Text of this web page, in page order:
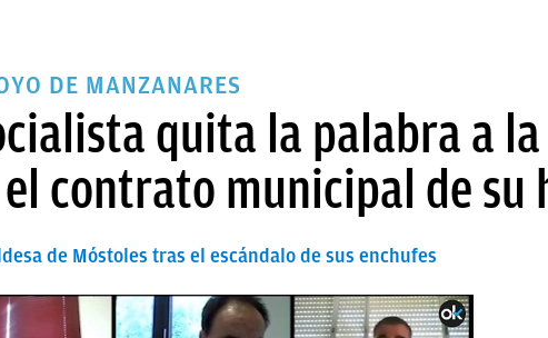
DE MANZANARES
quita la palabra a
el contrato municipal de su
de Móstoles tras el escándalo de sus enchufes